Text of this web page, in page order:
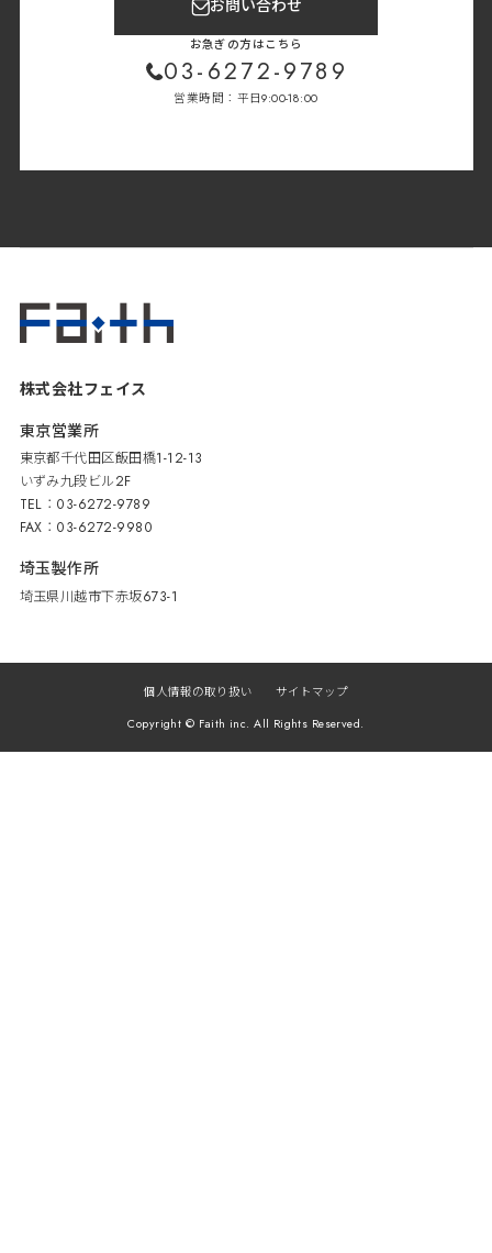
お問い合わせ
お急ぎの方はこちら
03-6272-9789
営業時間：平日9:00-18:00
株式会社フェイス
東京営業所
東京都千代田区飯田橋1-12-13
いずみ九段ビル2F
TEL：03-6272-9789
FAX：03-6272-9980
埼玉製作所
埼玉県川越市下赤坂673-1
個人情報の取り扱い
サイトマップ
Copyright © Faith inc. All Rights Reserved.